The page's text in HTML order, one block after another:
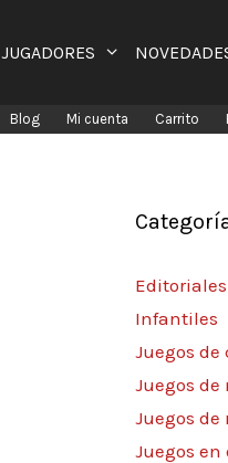
JUGADORES
Blog Mi cuenta Carrito
Editoriales
Infantiles
Juegos de
Juegos de
Juegos de
Juegos en